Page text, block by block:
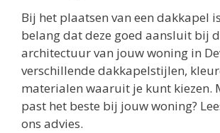
Bij het plaatsen van een dakkapel
belang dat deze goed aansluit bij
architectuur van jouw woning in
verschillende dakkapelstijlen,
materialen waaruit je kunt kiezen.
past het beste bij jouw woning?
ons advies.